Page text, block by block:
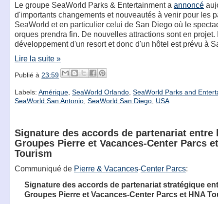
Le groupe SeaWorld Parks & Entertainment a annoncé
d'importants changements et nouveautés à venir pour les
SeaWorld et en particulier celui de San Diego où le
orques prendra fin. De nouvelles attractions sont en projet.
développement d'un resort et donc d'un hôtel est prévu à
Lire la suite »
Publié à 23:59
Labels: Amérique, SeaWorld Orlando, SeaWorld Parks and
SeaWorld San Antonio, SeaWorld San Diego, USA
Signature des accords de partenariat entre
Groupes Pierre et Vacances-Center Parcs
Tourism
Communiqué de Pierre & Vacances-Center Parcs:
Signature des accords de partenariat stratégique
Groupes Pierre et Vacances-Center Parcs et HNA